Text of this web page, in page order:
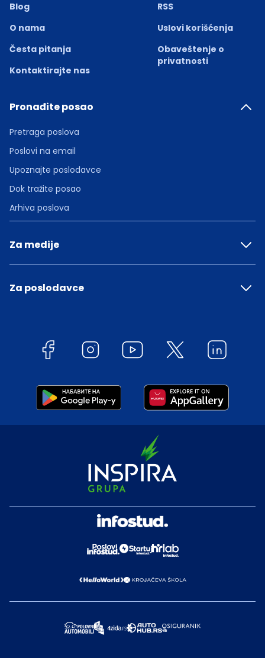
Blog
O nama
Česta pitanja
Kontaktirajte nas
RSS
Uslovi korišćenja
Obaveštenje o
privatnosti
Pronađite posao
Pretraga poslova
Poslovi na email
Upoznajte poslodavce
Dok tražite posao
Arhiva poslova
Za medije
Za poslodavce